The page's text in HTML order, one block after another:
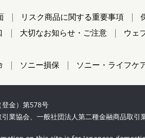
リスク商品に関する重要事項
大切なお知らせ・ご注意 ウェ
ソニー損保 ソニー・ライフケ
金）第578号
業協会、一般社団法人第二種金融商品取引